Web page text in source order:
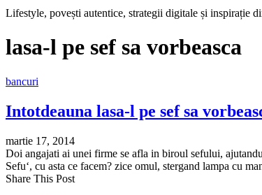
Lifestyle, povești autentice, strategii digitale și inspirație
lasa-l pe sef sa vorbeasca
bancuri
Intotdeauna lasa-l pe sef sa
martie 17, 2014
Doi angajati ai unei firme se afla in biroul sefului,
Sefu‘, cu asta ce facem? zice omul, stergand lampa cu
Share This Post